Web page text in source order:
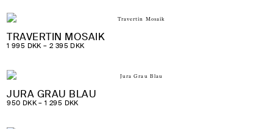
TRAVERTIN MOSAIK
1 995 DKK – 2 395 DKKPRISINTERVAL:
395 DKK
JURA GRAU BLAU
950 DKK – 1 295 DKKPRISINTERVAL: